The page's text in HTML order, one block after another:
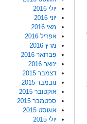
יולי 2016
יוני 2016
מאי 2016
אפריל 2016
מרץ 2016
פברואר 2016
ינואר 2016
דצמבר 2015
נובמבר 2015
אוקטובר 2015
ספטמבר 2015
אוגוסט 2015
יולי 2015